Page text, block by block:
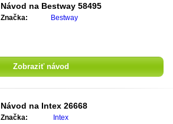
Návod na Bestway 58495
Značka: Bestway
Zobraziť návod
Návod na Intex 26668
Značka: Intex